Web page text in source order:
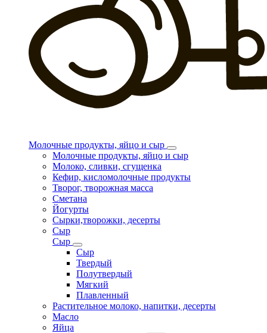
Молочные продукты, яйцо и сыр
Молочные продукты, яйцо и сыр
Молоко, сливки, сгущенка
Кефир, кисломолочные продукты
Творог, творожная масса
Сметана
Йогурты
Сырки,творожки, десерты
Сыр
Сыр
Сыр
Твердый
Полутвердый
Мягкий
Плавленный
Растительное молоко, напитки, десерты
Масло
Яйца